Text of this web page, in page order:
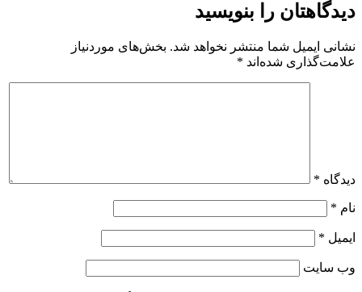
دیدگاهتان را بنویسید
نشانی ایمیل شما منتشر نخواهد شد. بخش‌های موردنیاز
علامت‌گذاری شده‌اند *
دیدگاه *
نام *
ایمیل *
وب‌ سایت